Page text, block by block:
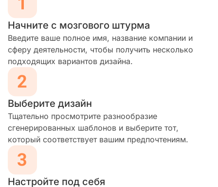
Начните с мозгового штурма
Введите ваше полное имя, название компании и
сферу деятельности, чтобы получить несколько
подходящих вариантов дизайна.
Выберите дизайн
Тщательно просмотрите разнообразие
сгенерированных шаблонов и выберите тот,
который соответствует вашим предпочтениям.
Настройте под себя